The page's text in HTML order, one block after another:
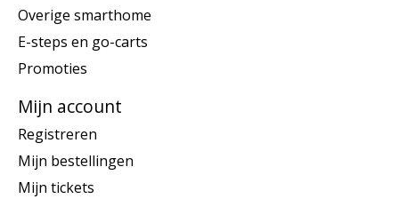
Overige smarthome
E-steps en go-carts
Promoties
Mijn account
Registreren
Mijn bestellingen
Mijn tickets